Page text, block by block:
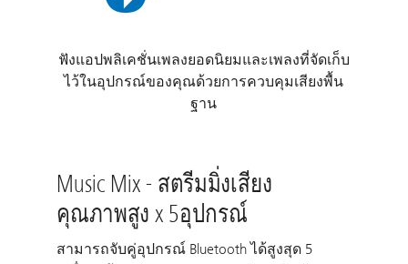
ฟังแอปพลิเคชั่นเพลงยอดนิยมและเพลงที่จัดเก็บ
ไว้ในอุปกรณ์ของคุณด้วยการควบคุมเสียงพื้น
ฐาน
Music Mix - สตรีมมิ่งเสียง
คุณภาพสูง x 5อุปกรณ์
สามารถจับคู่อุปกรณ์ Bluetooth ได้สูงสุด 5